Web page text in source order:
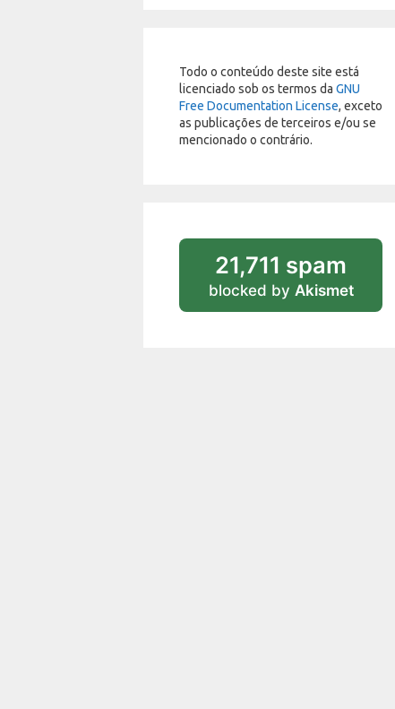
Todo o conteúdo deste site está
licenciado sob os termos da GNU
Free Documentation License, exceto
as publicações de terceiros e/ou se
mencionado o contrário.
21,711 spam
blocked by Akismet